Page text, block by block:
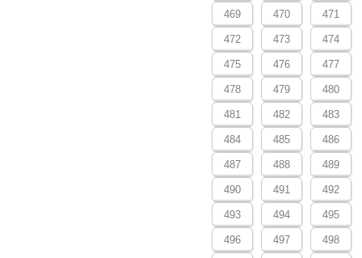
469 470 471
472 473 474
475 476 477
478 479 480
481 482 483
484 485 486
487 488 489
490 491 492
493 494 495
496 497 498